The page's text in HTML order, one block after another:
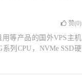
赞(0)
等产品的国外VPS主机
列CPU，NVMe SSD硬